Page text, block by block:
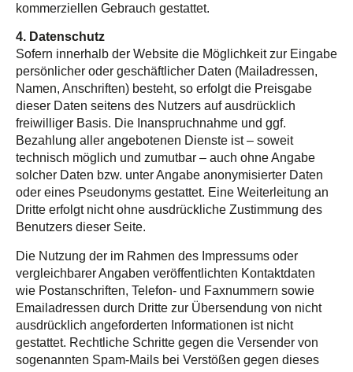
kommerziellen Gebrauch gestattet.
4. Datenschutz
Sofern innerhalb der Website die Möglichkeit zur Eingabe
persönlicher oder geschäftlicher Daten (Mailadressen,
Namen, Anschriften) besteht, so erfolgt die Preisgabe
dieser Daten seitens des Nutzers auf ausdrücklich
freiwilliger Basis. Die Inanspruchnahme und ggf.
Bezahlung aller angebotenen Dienste ist – soweit
technisch möglich und zumutbar – auch ohne Angabe
solcher Daten bzw. unter Angabe anonymisierter Daten
oder eines Pseudonyms gestattet. Eine Weiterleitung an
Dritte erfolgt nicht ohne ausdrückliche Zustimmung des
Benutzers dieser Seite.
Die Nutzung der im Rahmen des Impressums oder
vergleichbarer Angaben veröffentlichten Kontaktdaten
wie Postanschriften, Telefon- und Faxnummern sowie
Emailadressen durch Dritte zur Übersendung von nicht
ausdrücklich angeforderten Informationen ist nicht
gestattet. Rechtliche Schritte gegen die Versender von
sogenannten Spam-Mails bei Verstößen gegen dieses